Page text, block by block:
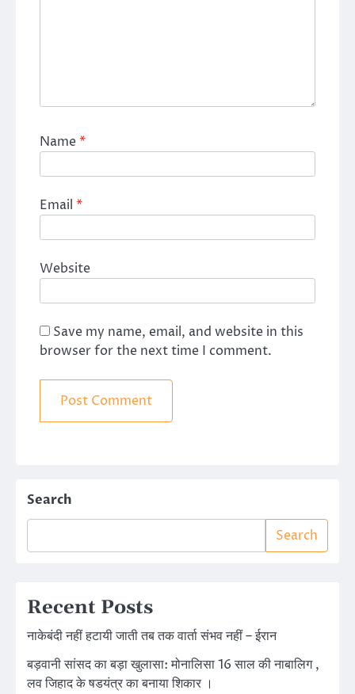
Name*
Email *
Website
Save my name, email, and website in this
browser for the next time I comment.
Search
Search
Recent Posts
नाकेबंदी नहीं हटायी जाती तब तक वार्ता संभव नहीं – ईरान
बड़वानी सांसद का बड़ा खुलासा: मोनालिसा 16 साल की नाबालिग ,
लव जिहाद के षडयंत्र का बनाया शिकार ।